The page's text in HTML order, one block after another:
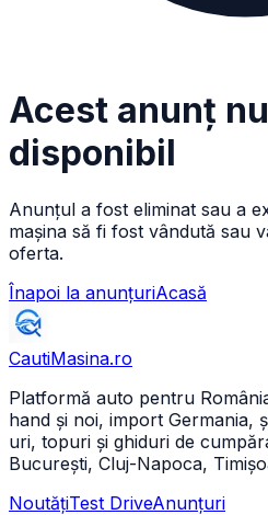
Acest anunț
disponibil
Anunțul a fost eliminat sau a
mașina să fi fost vândută sau
oferta.
Înapoi la anunțuriAcasă
CautiMasina.ro
Platformă auto pentru
hand și noi, import Germania,
uri, topuri și ghiduri de
București, Cluj-Napoca,
NoutățiTest DriveAnunțuri